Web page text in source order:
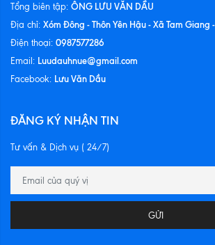
Tổng biên tập: ÔNG LƯU VĂN DẦU
Địa chỉ: Xóm Đông - Thôn Yên Hậu - Xã Tam Giang
Điện thoại: 0987577286
Email: Luudauhnue@gmail.com
Facebook: Lưu Văn Dầu
ĐĂNG KÝ NHẬN TIN
Tư vấn & Dịch vụ ( 24/7)
GỬI